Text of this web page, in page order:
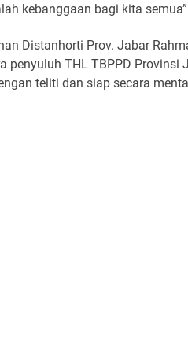
kebanggaan bagi kita
Distanhorti Prov. Jabar
penyuluh THL TBPPD Provinsi
teliti dan siap secara